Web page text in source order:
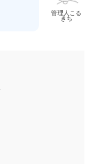
管理人こる
きち